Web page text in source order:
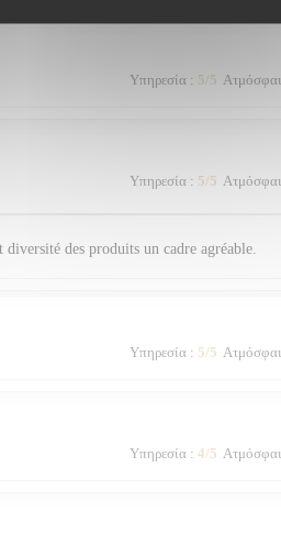
Υπηρεσία : 5/5
Υπηρεσία : 5/5
des produits un cadre agréable.
Υπηρεσία : 5/5
Υπηρεσία : 4/5